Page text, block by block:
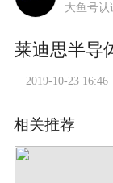
大鱼号认
2019-10-23 16:46
相关推荐